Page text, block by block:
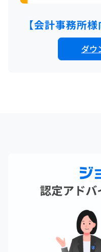
【会計事務所
ダウ